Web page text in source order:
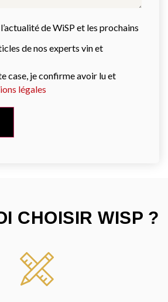
de WiSP et les prochains
de nos experts vin et
case, je confirme avoir lu et
légales
CHOISIR WISP ?